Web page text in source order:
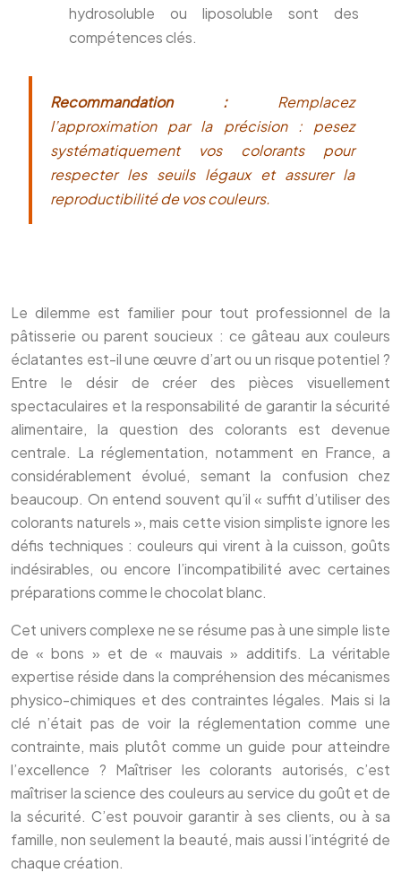
hydrosoluble ou liposoluble sont des
compétences clés.
Recommandation :Remplacez
l’approximation par la précision : pesez
systématiquement vos colorants pour
respecter les seuils légaux et assurer la
reproductibilité de vos couleurs.
Le dilemme est familier pour tout professionnel de la
pâtisserie ou parent soucieux : ce gâteau aux couleurs
éclatantes est-il une œuvre d’art ou un risque potentiel ?
Entre le désir de créer des pièces visuellement
spectaculaires et la responsabilité de garantir la sécurité
alimentaire, la question des colorants est devenue
centrale. La réglementation, notamment en France, a
considérablement évolué, semant la confusion chez
beaucoup. On entend souvent qu’il « suffit d’utiliser des
colorants naturels », mais cette vision simpliste ignore les
défis techniques : couleurs qui virent à la cuisson, goûts
indésirables, ou encore l’incompatibilité avec certaines
préparations comme le chocolat blanc.
Cet univers complexe ne se résume pas à une simple liste
de « bons » et de « mauvais » additifs. La véritable
expertise réside dans la compréhension des mécanismes
physico-chimiques et des contraintes légales. Mais si la
clé n’était pas de voir la réglementation comme une
contrainte, mais plutôt comme un guide pour atteindre
l’excellence ? Maîtriser les colorants autorisés, c’est
maîtriser la science des couleurs au service du goût et de
la sécurité. C’est pouvoir garantir à ses clients, ou à sa
famille, non seulement la beauté, mais aussi l’intégrité de
chaque création.